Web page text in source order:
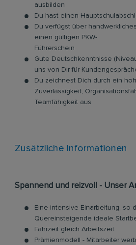
ausbilden
Du hast einen
Du verfügst über
einen gültigen PKW-
Führerschein
Gute Deutschkenntnisse
uns von Dir für
Du zeichnest Dich durch ein
Zuverlässigkeit,
Teamfähigkeit aus
Zusätzliche Informationen
Spannend und reizvoll - Unser
Eine intensive Einarbeitung, so
Quereinsteigende ideale
Fahrzeit gleich Arbeitszeit
Prämienmodell - Mitarbeiter